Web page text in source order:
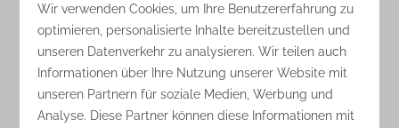
8,9
Ab
477 €
Lodge 4 Personen
Overijssel, Nijverdal
Wir verwenden Cookies, um Ihre Benutzererfahrung zu
optimieren, personalisierte Inhalte bereitzustellen und
unseren Datenverkehr zu analysieren. Wir teilen auch
Informationen über Ihre Nutzung unserer Website mit
unseren Partnern für soziale Medien, Werbung und
Analyse. Diese Partner können diese Informationen mit